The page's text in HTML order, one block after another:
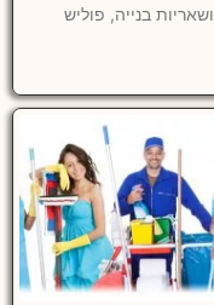
ושאריות בנייה, פוליש